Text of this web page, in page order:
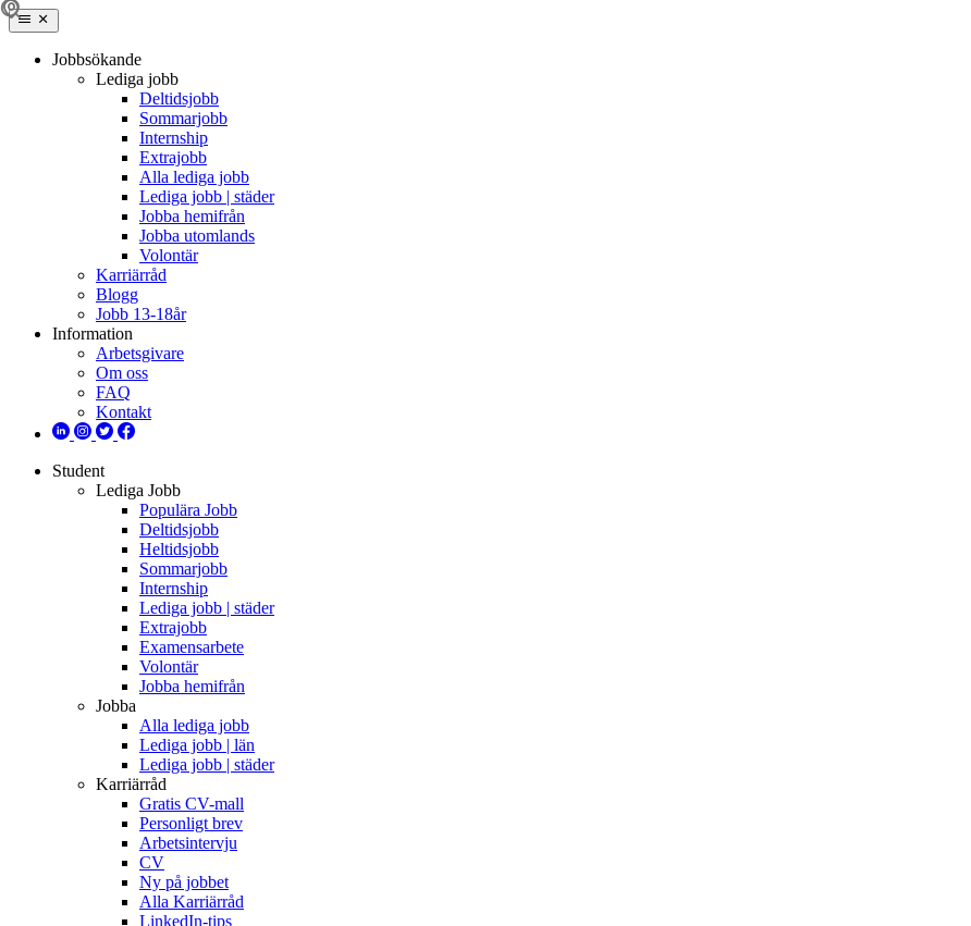
Jobbsökande
Lediga jobb
Deltidsjobb
Sommarjobb
Internship
Extrajobb
Alla lediga jobb
Lediga jobb | städer
Jobba hemifrån
Jobba utomlands
Volontär
Karriärråd
Blogg
Jobb 13-18år
Information
Arbetsgivare
Om oss
FAQ
Kontakt
Student
Lediga Jobb
Populära Jobb
Deltidsjobb
Heltidsjobb
Sommarjobb
Internship
Lediga jobb | städer
Extrajobb
Examensarbete
Volontär
Jobba hemifrån
Jobba
Alla lediga jobb
Lediga jobb | län
Lediga jobb | städer
Karriärråd
Gratis CV-mall
Personligt brev
Arbetsintervju
CV
Ny på jobbet
Alla Karriärråd
LinkedIn-tips